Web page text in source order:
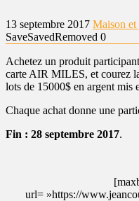
13 septembre 2017 Maison et
SaveSavedRemoved 0
Achetez un produit
carte AIR MILES, et courez
lots de 15000$ en argent mis
Chaque achat donne une
Fin : 28 septembre 2017.
url= »https://